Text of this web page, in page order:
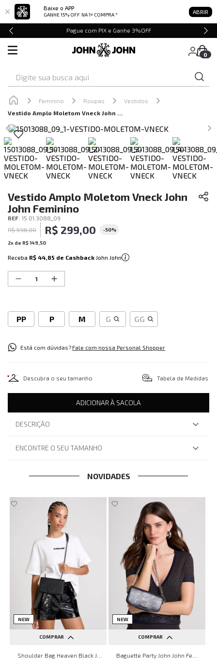
Baixe o APP
GANHE 15% OFF NA 1ª COMPRA * ABRIR
Pague com PIX e Ganhe 3%OFF
0
Feminino Roupas
Vestidos
Vestido Amplo Moletom Vneck John John Feminino
Vestido Amplo Moletom Vneck John
John Feminino
REF: 15.01.3088_09
R$ 598,00 R$ 299,00 -50%
2x de R$149 50
Receba R$ 44,85 de Cashback John John
PP P M G GG
Está com dúvidas?Fale com nossa Personal Shopper
Descubra o seu tamanho Tabela de Medidas
ADICIONAR À SACOLA
DESCRIÇÃO
ENCONTRE O SEU TAMANHO
NOVIDADES
NEW
COMPRAR
UN
NEW
COMPRAR
UN